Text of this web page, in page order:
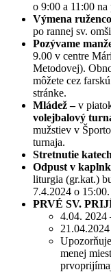
o 9:00 a 11:00
Výmena
po rannej sv.
Pozývame
9.00 v centre
Metodovej).
môžete cez
stránke.
Mládež –v
volejbalový
mužstiev v
turnaja.
Stretnutie
Odpust v
liturgia (gr.kat.)
7.4.2024 o 15:00.
PRVÉ SV.
4.04. 2024
menej